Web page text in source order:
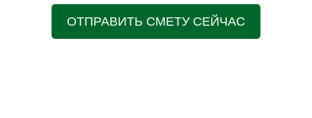
ОТПРАВИТЬ СМЕТУ СЕЙЧАС